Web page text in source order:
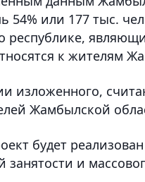
54% или 177 тыс.
республике,
к жителям
изложенного,
Жамбылской
будет
занятости и